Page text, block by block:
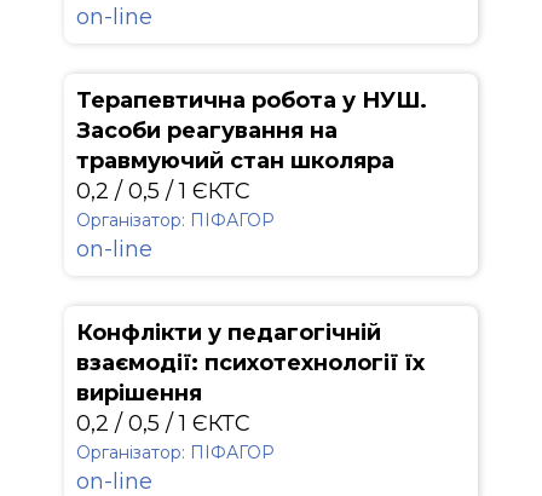
on-line
Терапевтична робота у НУШ.
Засоби реагування на
травмуючий стан школяра
0,2 / 0,5 / 1 ЄКТС
Організатор: ПІФАГОР
on-line
Конфлікти у педагогічній
взаємодії: психотехнології їх
вирішення
0,2 / 0,5 / 1 ЄКТС
Організатор: ПІФАГОР
on-line